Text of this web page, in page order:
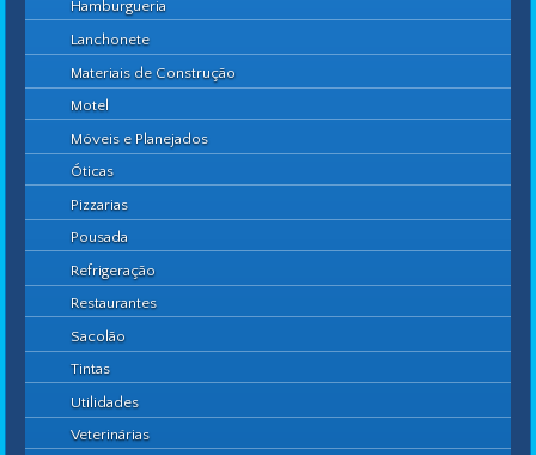
Hamburgueria
Lanchonete
Materiais de Construção
Motel
Móveis e Planejados
Óticas
Pizzarias
Pousada
Refrigeração
Restaurantes
Sacolão
Tintas
Utilidades
Veterinárias